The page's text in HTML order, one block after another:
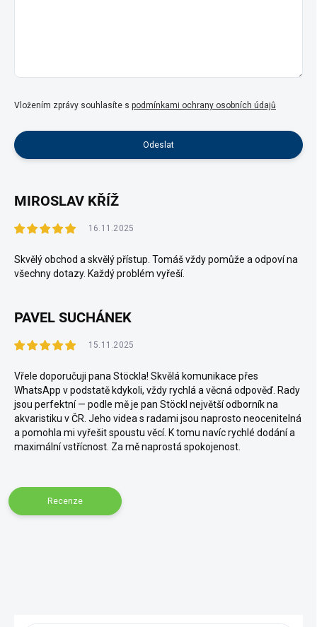
Vložením zprávy souhlasíte s podmínkami ochrany osobních údajů
MIROSLAV KŘÍŽ
16.11.2025
Skvělý obchod a skvělý přístup. Tomáš vždy pomůže a odpoví na
všechny dotazy. Každý problém vyřeší.
PAVEL SUCHÁNEK
15.11.2025
Vřele doporučuji pana Stöckla! Skvělá komunikace přes
WhatsApp v podstatě kdykoli, vždy rychlá a věcná odpověď. Rady
jsou perfektní — podle mě je pan Stöckl největší odborník na
akvaristiku v ČR. Jeho videa s radami jsou naprosto neocenitelná
a pomohla mi vyřešit spoustu věcí. K tomu navíc rychlé dodání a
maximální vstřícnost. Za mě naprostá spokojenost.
Recenze